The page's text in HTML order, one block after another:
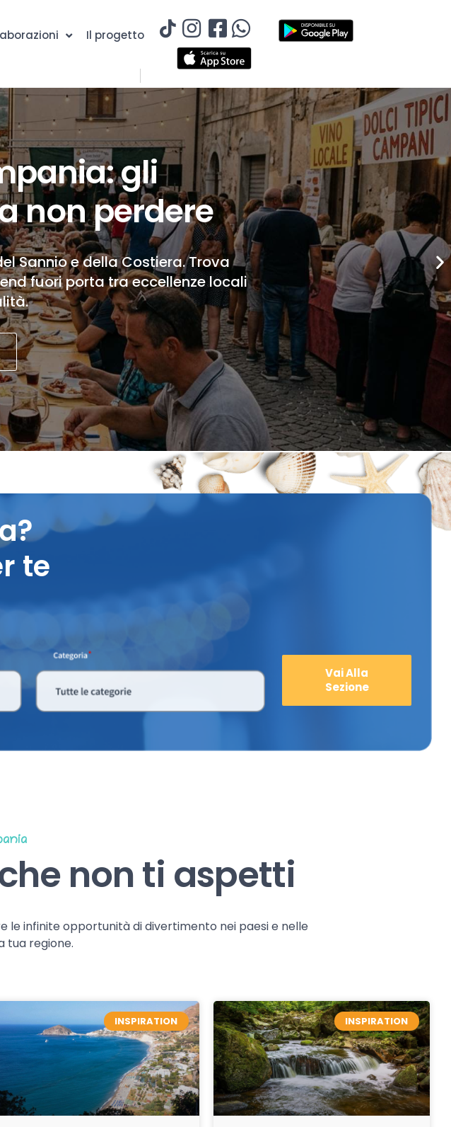
Il progetto
gli
non perdere
Sannio e della Costiera. Trova
fuori porta tra eccellenze locali
te
Vai Alla
Sezione
non ti aspetti
le infinite opportunità di divertimento nei paesi e nelle
tua regione.
INSPIRATION INSPIRATION